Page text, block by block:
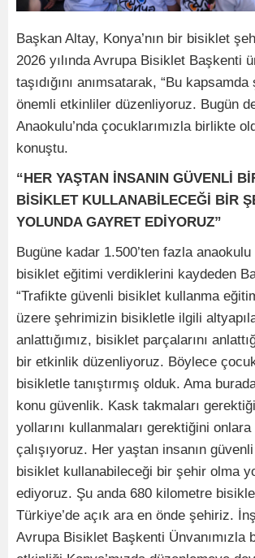
Başkan Altay, Konya’nın bir bisiklet
2026 yılında Avrupa Bisiklet Başkenti
taşıdığını anımsatarak, “Bu
önemli etkinliler düzenliyoruz. Bugün
Anaokulu’nda çocuklarımızla birlikte
konuştu.
“HER YAŞTAN İNSANIN GÜVENLİ
BİSİKLET KULLANABİLECEĞİ BİR
YOLUNDA GAYRET EDİYORUZ”
Bugüne kadar 1.500’ten fazla
bisiklet eğitimi verdiklerini kaydeden
“Trafikte güvenli bisiklet kullanma
üzere şehrimizin bisikletle ilgili
anlattığımız, bisiklet parçalarını
bir etkinlik düzenliyoruz. Böylece
bisikletle tanıştırmış olduk. Ama
konu güvenlik. Kask takmaları
yollarını kullanmaları gerektiğini
çalışıyoruz. Her yaştan insanın
bisiklet kullanabileceği bir şehir olma
ediyoruz. Şu anda 680 kilometre
Türkiye’de açık ara en önde şehiriz.
Avrupa Bisiklet Başkenti Ünvanımızla